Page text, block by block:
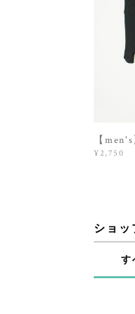
【
¥2,750
ショッ
す